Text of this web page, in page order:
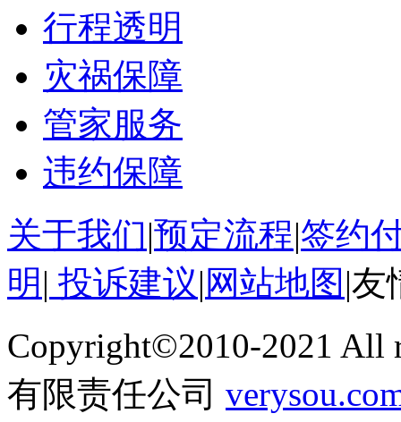
行程透明
灾祸保障
管家服务
违约保障
关于我们|预定流程|签约
明 | 投诉建议| 网站地图 |友
Copyright©2010-2021 All
有限责任公司